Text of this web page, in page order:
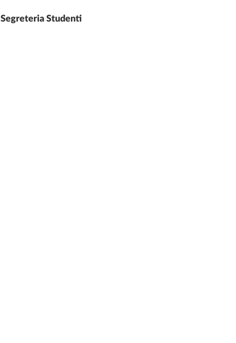
Segreteria Studenti